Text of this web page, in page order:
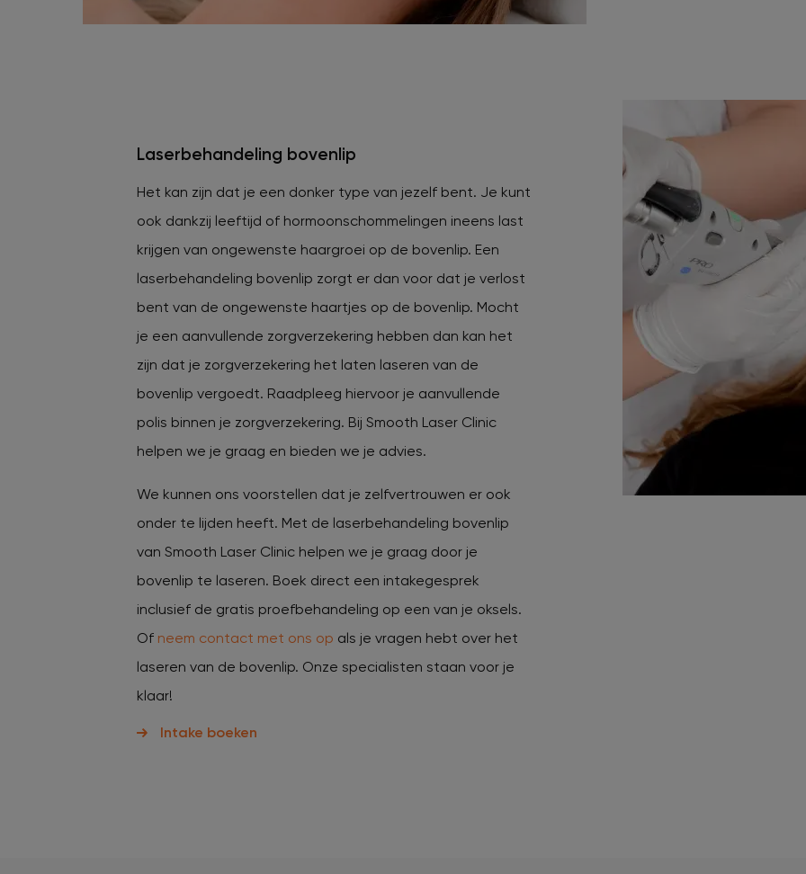
Laserbehandeling bovenlip
Het kan zijn dat je een donker type van jezelf bent. Je kunt
ook dankzij leeftijd of hormoonschommelingen ineens last
krijgen van ongewenste haargroei op de bovenlip. Een
laserbehandeling bovenlip zorgt er dan voor dat je verlost
bent van de ongewenste haartjes op de bovenlip. Mocht
je een aanvullende zorgverzekering hebben dan kan het
zijn dat je zorgverzekering het laten laseren van de
bovenlip vergoedt. Raadpleeg hiervoor je aanvullende
polis binnen je zorgverzekering. Bij Smooth Laser Clinic
helpen we je graag en bieden we je advies.
We kunnen ons voorstellen dat je zelfvertrouwen er ook
onder te lijden heeft. Met de laserbehandeling bovenlip
van Smooth Laser Clinic helpen we je graag door je
bovenlip te laseren. Boek direct een intakegesprek
inclusief de gratis proefbehandeling op een van je oksels.
Of neem contact met ons op als je vragen hebt over het
laseren van de bovenlip. Onze specialisten staan voor je
klaar!
Intake boeken